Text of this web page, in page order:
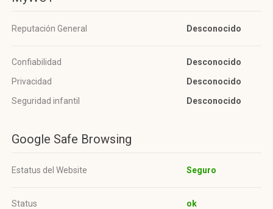
Reputación General Desconocido
Confiabilidad
Desconocido
Privacidad
Desconocido
Seguridad infantil
Desconocido
Google Safe Browsing
Estatus del Website Seguro
Status ok